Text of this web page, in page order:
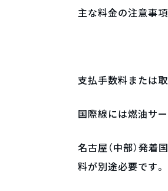
主な料金の注意事
支払手数料または
国際線には燃油サ
名古屋（中部）発着
料が別途必要です。